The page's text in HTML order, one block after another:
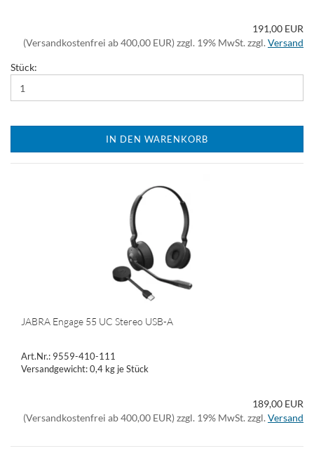
191,00 EUR
(Versandkostenfrei ab 400,00 EUR) zzgl. 19% MwSt. zzgl. Versand
Stück:
IN DEN WARENKORB
JABRA Engage 55 UC Stereo USB-A
Art.Nr.: 9559-410-111
Versandgewicht:0,4 kg je Stück
189,00 EUR
(Versandkostenfrei ab 400,00 EUR) zzgl. 19% MwSt. zzgl. Versand